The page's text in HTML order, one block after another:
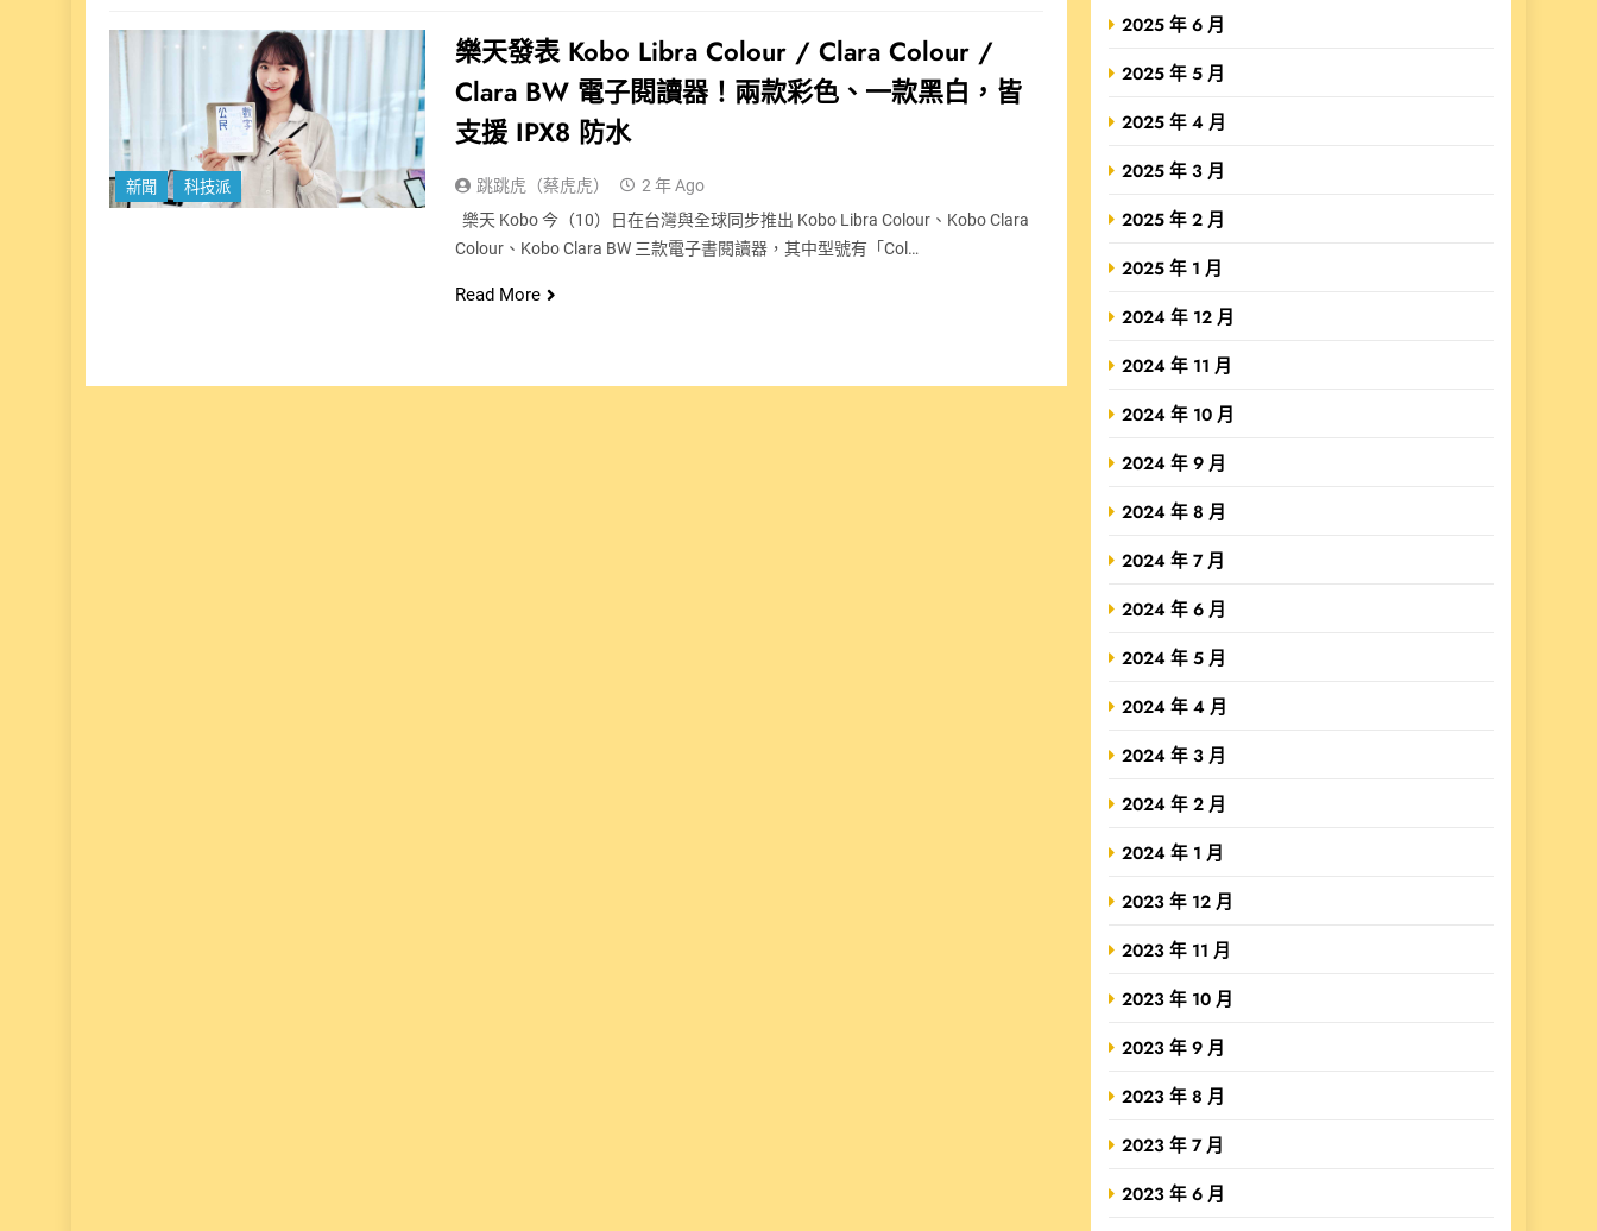
新聞 科技派
樂天發表 Kobo Libra Colour / Clara Colour /
Clara BW 電子閱讀器！兩款彩色、一款黑白，皆
支援 IPX8 防水
跳跳虎（蔡虎虎）
2 年 Ago
樂天 Kobo 今（10）日在台灣與全球同步推出 Kobo Libra Colour、Kobo Clara
Colour、Kobo Clara BW 三款電子書閱讀器，其中型號有「Col…
Read More
2025 年 6 月
2025 年 5 月
2025 年 4 月
2025 年 3 月
2025 年 2 月
2025 年 1 月
2024 年 12 月
2024 年 11 月
2024 年 10 月
2024 年 9 月
2024 年 8 月
2024 年 7 月
2024 年 6 月
2024 年 5 月
2024 年 4 月
2024 年 3 月
2024 年 2 月
2024 年 1 月
2023 年 12 月
2023 年 11 月
2023 年 10 月
2023 年 9 月
2023 年 8 月
2023 年 7 月
2023 年 6 月